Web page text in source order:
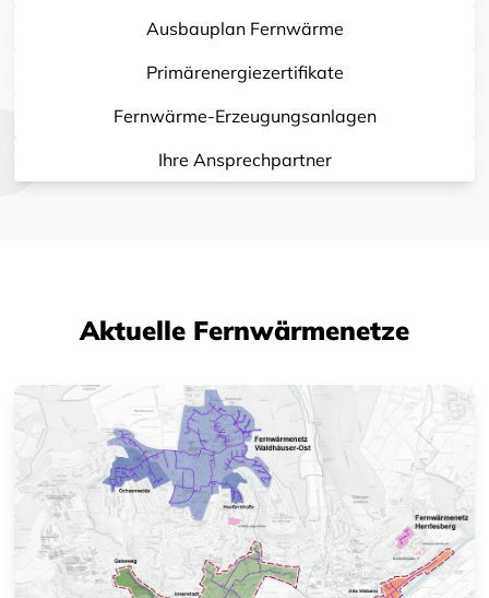
Ausbauplan Fernwärme
Primärenergiezertifikate
Fernwärme-Erzeugungsanlagen
Ihre Ansprechpartner
Aktuelle Fernwärmenetze